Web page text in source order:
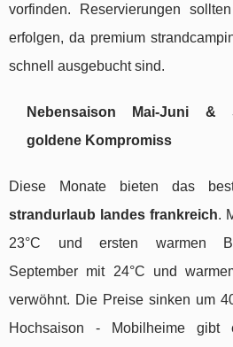
vorfinden. Reservierungen
erfolgen, da premium
schnell ausgebucht sind.
Nebensaison Mai-Juni &
goldene Kompromiss
Diese Monate bieten das
strandurlaub landes frankreich.
23°C und ersten warmen
September mit 24°C und
verwöhnt. Die Preise sinken um
Hochsaison - Mobilheime gibt